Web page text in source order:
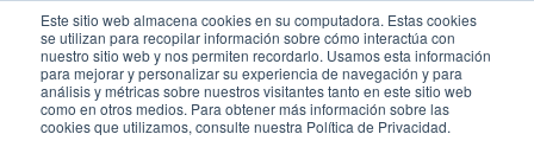
Este sitio web almacena cookies en su computadora. Estas cookies
se utilizan para recopilar información sobre cómo interactúa con
nuestro sitio web y nos permiten recordarlo. Usamos esta información
para mejorar y personalizar su experiencia de navegación y para
análisis y métricas sobre nuestros visitantes tanto en este sitio web
como en otros medios. Para obtener más información sobre las
cookies que utilizamos, consulte nuestra Política de Privacidad.
contenido
principal
User
account
menu
User
Header
Selector de productos